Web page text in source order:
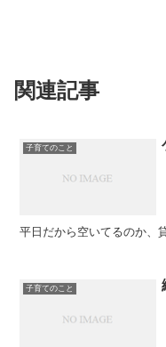
関連記事
子育てのこと
平日だから空いてるのか
子育てのこと